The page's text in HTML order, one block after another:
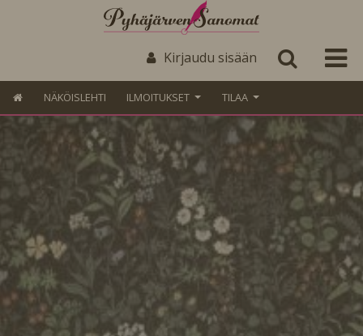
Kirjaudu sisään
NÄKÖISLEHTI ILMOITUKSET TILAA